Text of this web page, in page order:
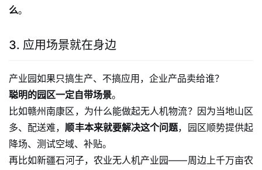
么。
3. 应用场景就在身边
产业园如果只搞生产、不搞应用，企业产品卖给谁？
聪明的园区一定自带场景。
比如赣州南康区，为什么能做起无人机物流？因为当地山区
多、配送难，顺丰本来就要解决这个问题，园区顺势提供起
降场、测试空域、补贴。
再比如新疆石河子，农业无人机产业园——周边上千万亩农